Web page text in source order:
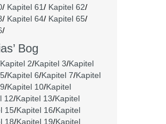
/ Kapitel 61/ Kapitel 62/
/ Kapitel 64/ Kapitel 65/
/
Bog
Kapitel 2/Kapitel 3/Kapitel
/Kapitel 6/Kapitel 7/Kapitel
/Kapitel 10/Kapitel
12/Kapitel 13/Kapitel
15/Kapitel 16/Kapitel
18/Kapitel 19/Kapitel